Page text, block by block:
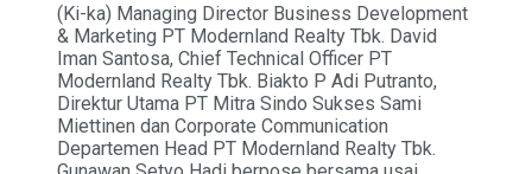
(Ki-ka) Managing Director Business Development
& Marketing PT Modernland Realty Tbk. David
Iman Santosa, Chief Technical Officer PT
Modernland Realty Tbk. Biakto P Adi Putranto,
Direktur Utama PT Mitra Sindo Sukses Sami
Miettinen dan Corporate Communication
Departemen Head PT Modernland Realty Tbk.